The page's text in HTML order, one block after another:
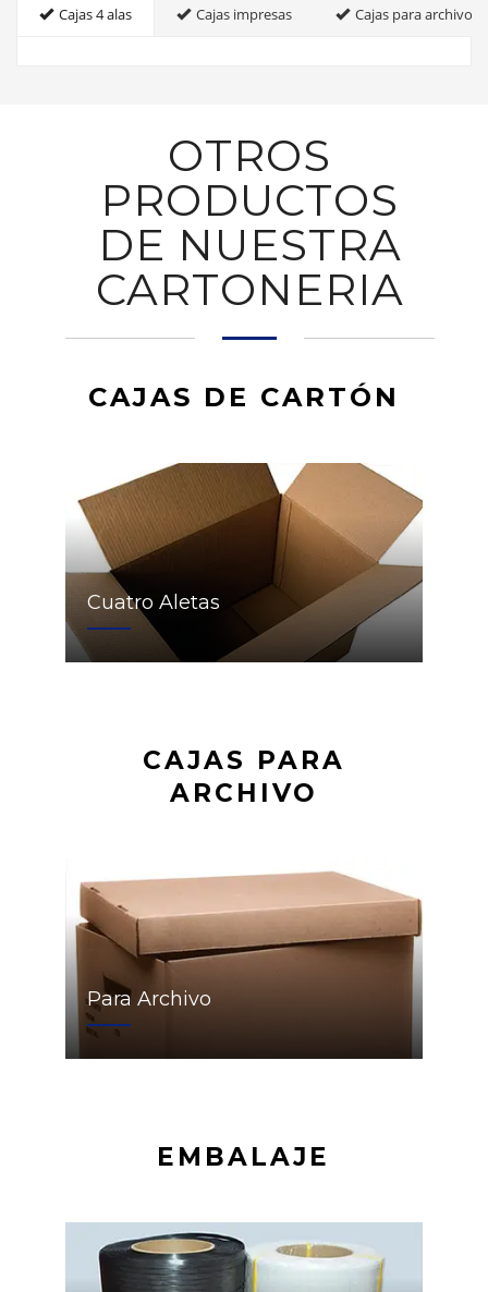
Cajas 4 alas Cajas impresas Cajas para archivo
OTROS
PRODUCTOS
DE NUESTRA
CARTONERIA
CAJAS DE CARTÓN
Cuatro Aletas
CAJAS PARA
ARCHIVO
Para Archivo
EMBALAJE